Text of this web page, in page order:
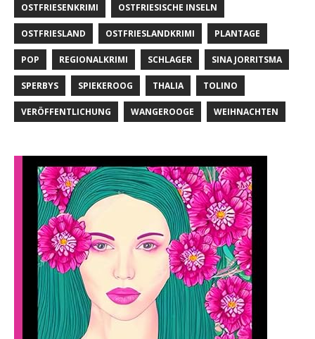
OSTFRIESENKRIMI OSTFRIESISCHE INSELN
OSTFRIESLAND OSTFRIESLANDKRIMI PLANTAGE
POP REGIONALKRIMI SCHLAGER SINA JORRITSMA
SPERBYS SPIEKEROOG THALIA TOLINO
VERÖFFENTLICHUNG WANGEROOGE WEIHNACHTEN